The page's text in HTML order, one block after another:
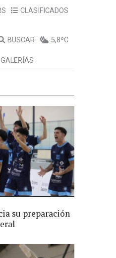
CLASIFICADOS
BUSCAR 5,8ºC
GALERÍAS
su preparación